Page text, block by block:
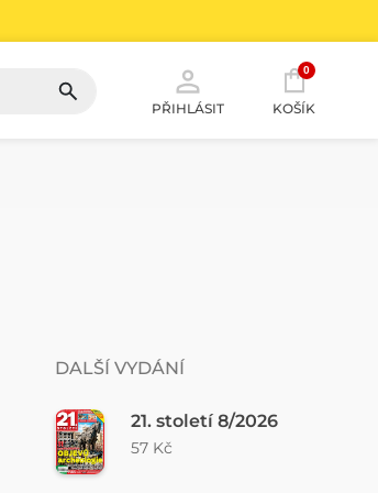
PŘIHLÁSIT
0
KOŠÍK
DALŠÍ VYDÁNÍ
21. století 8/2026
57 Kč